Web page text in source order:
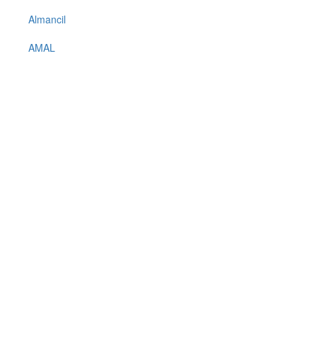
Almancil
AMAL